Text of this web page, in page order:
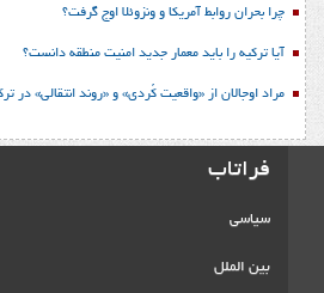
چرا بحران روابط آمریکا و ونزوئلا اوج گرفت؟
آیا ترکیه را باید معمار جدید امنیت منطقه دانست؟
مراد اوجالان از «واقعیت کُردی» و «روند انتقالی» در
فراتاب
سیاسی
بین الملل